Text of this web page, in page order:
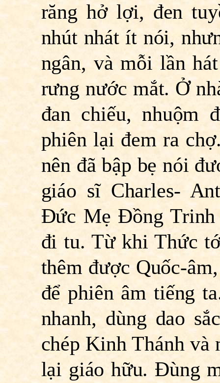
răng hở lợi, đen
nhút nhát ít nói,
ngân, và mỗi lần
rưng nước mắt. Ở
đan chiếu, nhuộm
phiên lại đem ra
nên đã bập bẹ nói
giáo sĩ Charles-
Ðức Mẹ Ðồng Trinh
đi tu. Từ khi Thức
thêm được Quốc-
để phiên âm tiếng
nhanh, dùng dao
chép Kinh Thánh và
lại giáo hữu. Ðùng